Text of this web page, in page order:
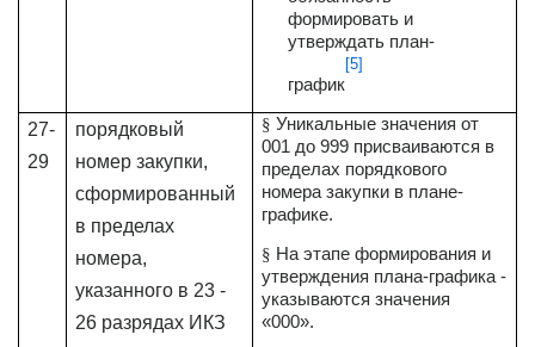
формировать и
утверждать план-
график
[5]
27-
29
порядковый
номер закупки,
сформированный
в пределах
номера,
указанного в 23 -
26 разрядах ИКЗ
§Уникальные значения от
001 до 999 присваиваются в
пределах порядкового
номера закупки в плане-
графике.
§ На этапе формирования и
утверждения плана-графика -
указываются значения
«000».